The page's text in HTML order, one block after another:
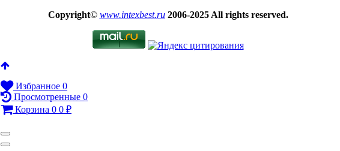
Copyright© www.intexbest.ru2006-2025 All rights reserved.
Избранное 0
Просмотренные 0
Корзина 0 0 ₽